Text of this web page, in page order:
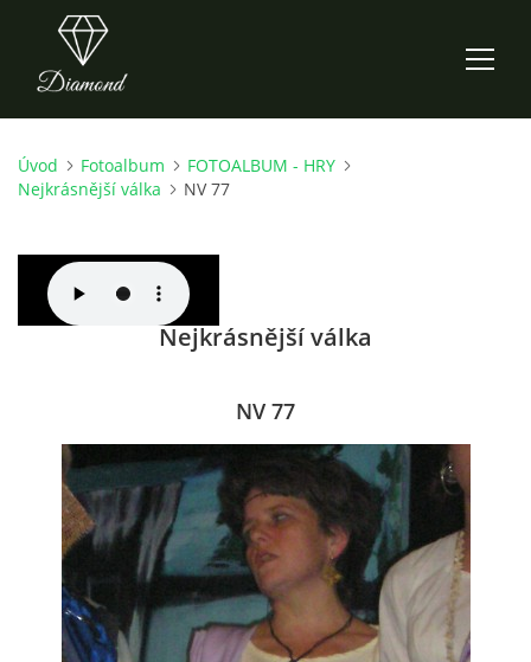
ÚVOD
O NÁS
CO NOVÉHO ZKOUŠÍME
KDY, KDE A CO HRAJEME
HRY OD ROKU 1973
Úvod Fotoalbum
FOTOALBUM - HRY
Nejkrásnější válka
NV 77
Nejkrásnější válka
NV 77